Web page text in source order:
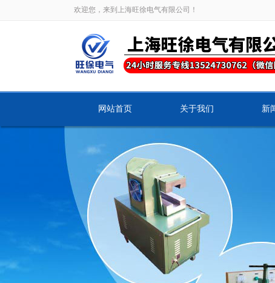
欢迎您，来到上海旺徐电气有限公司！
网站首页 关于我们 新